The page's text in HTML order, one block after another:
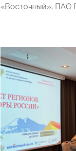
«Восточный», ПАО